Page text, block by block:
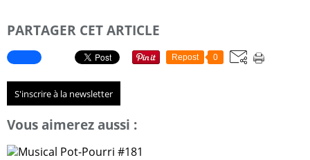
PARTAGER CET ARTICLE
Repost 0
S'inscrire à la newsletter
Vous aimerez aussi :